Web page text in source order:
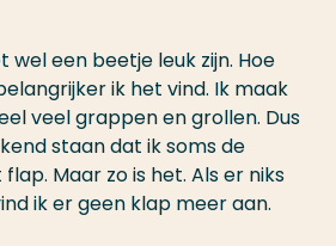
wel een beetje leuk zijn. Hoe
ik het vind. Ik maak
veel grappen en grollen. Dus
staan dat ik soms de
Maar zo is het. Als er niks
ik er geen klap meer aan.